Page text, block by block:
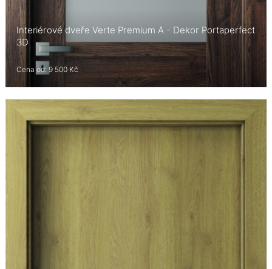
Interiérové dveře Verte Premium A - Dekor Portaperfect
3D
Cena od: 9 500 Kč